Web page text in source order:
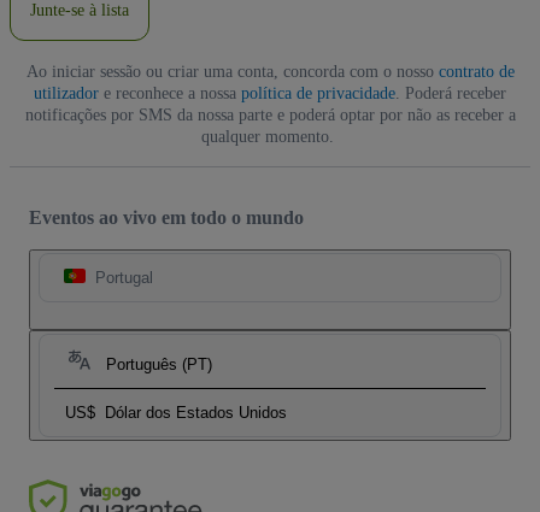
Junte-se à lista
Ao iniciar sessão ou criar uma conta, concorda com o nosso contrato de
utilizador e reconhece a nossa política de privacidade. Poderá receber
notificações por SMS da nossa parte e poderá optar por não as receber a
qualquer momento.
Eventos ao vivo em todo o mundo
Portugal
Português (PT)
US$ Dólar dos Estados Unidos